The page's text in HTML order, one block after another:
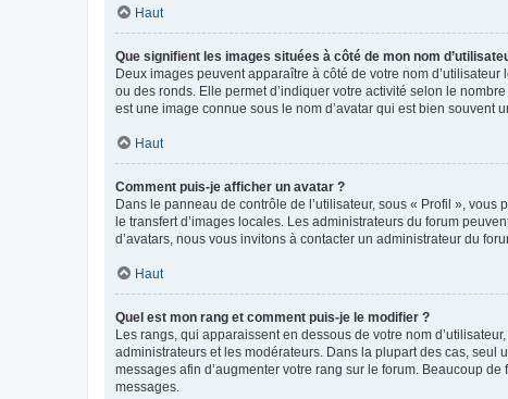
Haut
Que signifient les images situées à côté de mon nom
Deux images peuvent apparaître à côté de votre nom
ou des ronds. Elle permet d’indiquer votre activité selon le
est une image connue sous le nom d’avatar qui est bien souvent
Haut
Comment puis-je afficher un avatar ?
Dans le panneau de contrôle de l’utilisateur, sous « Profil »,
le transfert d’images locales. Les administrateurs du forum
d’avatars, nous vous invitons à contacter un administrateur du
Haut
Quel est mon rang et comment puis-je le modifier ?
Les rangs, qui apparaissent en dessous de votre nom
administrateurs et les modérateurs. Dans la plupart des cas,
messages afin d’augmenter votre rang sur le forum. Beaucoup
messages.